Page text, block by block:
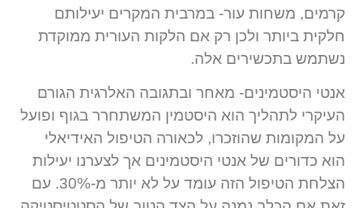
קרמים, משחות עור- במרבית המקרים יעילותם
חלקית ביותר ולכן רק אם הלקות העורית ממוקדת
נשתמש בתכשירים אלה.
אנטי היסטמינים- מאחר ובתגובה האלרגית הגורם
העיקרי לתהליך הוא היסטמין המשתחרר בגוף ופועל
על המקומות שהוזכרו, לכאורה הטיפול האידיאלי
הוא כדורים של אנטי היסטמינים אך לצערנו יעילות
הצלחת הטיפול הזה עומד על לא יותר מ-30%. עם